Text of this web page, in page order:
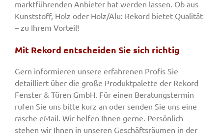
marktführenden Anbieter hat werden lassen. Ob aus
Kunststoff, Holz oder Holz/Alu: Rekord bietet Qualität
– zu Ihrem Vorteil!
Mit Rekord entscheiden Sie sich richtig
Gern informieren unsere erfahrenen Profis Sie
detailliert über die große Produktpalette der Rekord
Fenster & Türen GmbH. Für einen Beratungstermin
rufen Sie uns bitte kurz an oder senden Sie uns eine
rasche eMail. Wir helfen Ihnen gerne. Persönlich
stehen wir Ihnen in unseren Geschäftsräumen in der